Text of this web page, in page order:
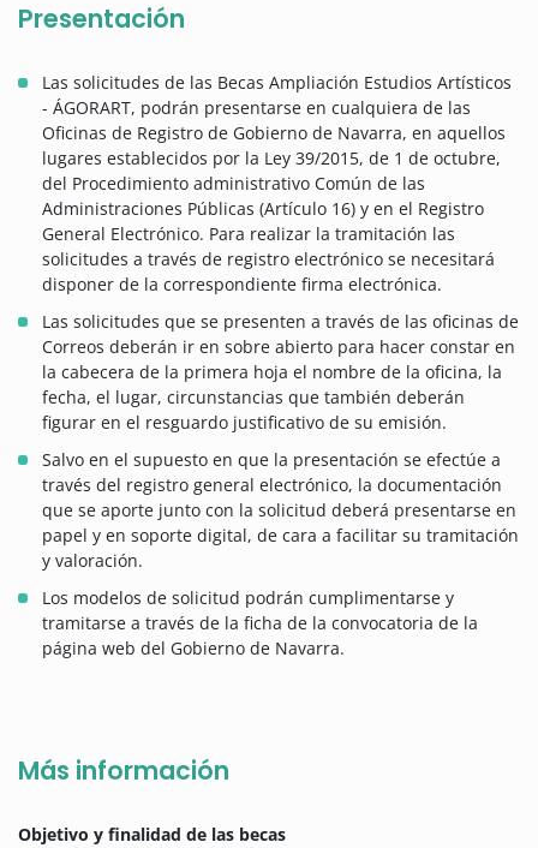
Presentación
Las solicitudes de las Becas Ampliación Estudios Artísticos
- ÁGORART, podrán presentarse en cualquiera de las
Oficinas de Registro de Gobierno de Navarra, en aquellos
lugares establecidos por la Ley 39/2015, de 1 de octubre,
del Procedimiento administrativo Común de las
Administraciones Públicas (Artículo 16) y en el Registro
General Electrónico. Para realizar la tramitación las
solicitudes a través de registro electrónico se necesitará
disponer de la correspondiente firma electrónica.
Las solicitudes que se presenten a través de las oficinas de
Correos deberán ir en sobre abierto para hacer constar en
la cabecera de la primera hoja el nombre de la oficina, la
fecha, el lugar, circunstancias que también deberán
figurar en el resguardo justificativo de su emisión.
Salvo en el supuesto en que la presentación se efectúe a
través del registro general electrónico, la documentación
que se aporte junto con la solicitud deberá presentarse en
papel y en soporte digital, de cara a facilitar su tramitación
y valoración.
Los modelos de solicitud podrán cumplimentarse y
tramitarse a través de la ficha de la convocatoria de la
página web del Gobierno de Navarra.
Más información
Objetivo y finalidad de las becas